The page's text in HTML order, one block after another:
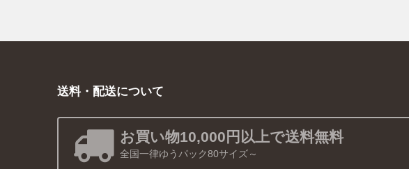
送料・配送について
お買い物10,000円以上で送料無料
全国一律ゆうパック80サイズ～